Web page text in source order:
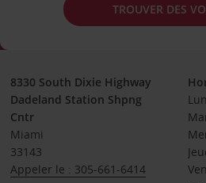
TROUVER DES
8330 South Dixie Highway
Dadeland Station Shpng
Cntr
Miami
33143
Appeler le : 305-661-6414